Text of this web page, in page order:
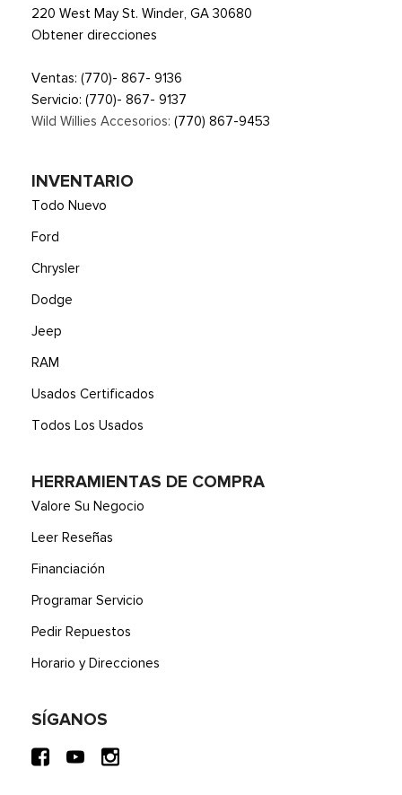
220 West May St. Winder, GA 30680
Obtener direcciones
Ventas: (770)- 867- 9136
Servicio: (770)- 867- 9137
Wild Willies Accesorios: (770) 867-9453
INVENTARIO
Todo Nuevo
Ford
Chrysler
Dodge
Jeep
RAM
Usados Certificados
Todos Los Usados
HERRAMIENTAS DE COMPRA
Valore Su Negocio
Leer Reseñas
Financiación
Programar Servicio
Pedir Repuestos
Horario y Direcciones
SÍGANOS